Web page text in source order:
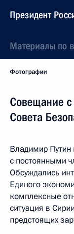
Президент
Материалы по
Фотографии
Совещание
Совета
Владимир
с постоянными
Обсуждались
Единого
комплексные
ситуация в
предстоящих